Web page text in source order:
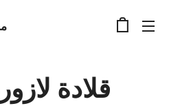
قلادة